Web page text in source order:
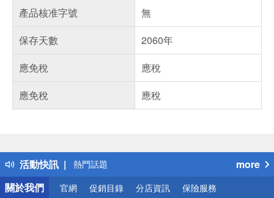
產品核准字號
無
保存天數
2060年
應免稅
應稅
應免稅
應稅
活動快訊
得獎公告
熱門話題
銀行優惠
偏遠地區配送
more
關於我們
官網 促銷目錄 分店資訊 保險服務